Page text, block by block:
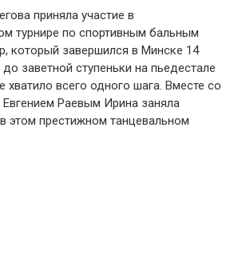
приняла участие в
турнире по спортивным бальным
который завершился в Минске 14
заветной ступеньки на пьедестале
хватило всего одного шага. Вместе со
Раевым Ирина заняла
этом престижном танцевальном